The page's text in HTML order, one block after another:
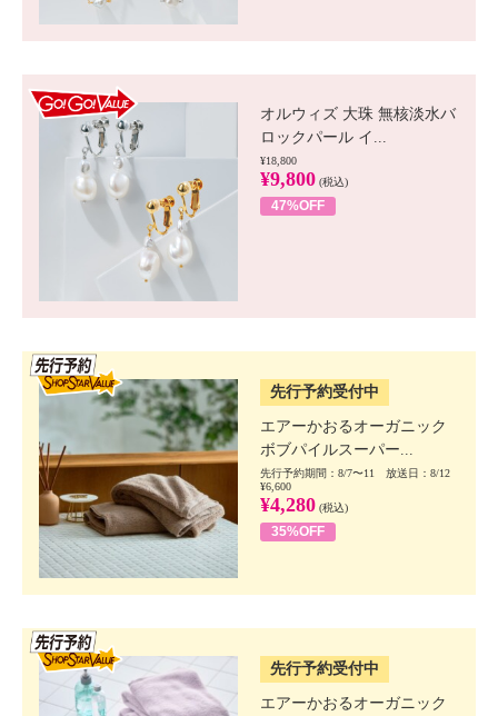
オルウィズ 大珠 無核淡水バ
ロックパール イ...
¥18,800
¥9,800 (税込)
47%OFF
先行予約受付中
エアーかおるオーガニック
ボブパイルスーパー...
先行予約期間：8/7〜11 放送日：8/12
¥6,600
¥4,280 (税込)
35%OFF
先行予約受付中
エアーかおるオーガニック